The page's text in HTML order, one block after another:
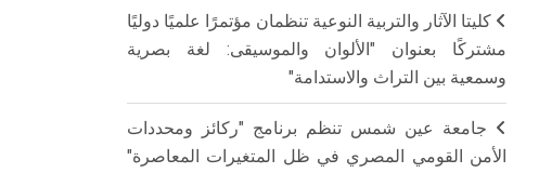
كليتا الآثار والتربية النوعية تنظمان مؤتمرًا علميًا دوليًا
مشتركًا بعنوان "الألوان والموسيقى: لغة بصرية
وسمعية بين التراث والاستدامة"
جامعة عين شمس تنظم برنامج "ركائز ومحددات
الأمن القومي المصري في ظل المتغيرات المعاصرة"